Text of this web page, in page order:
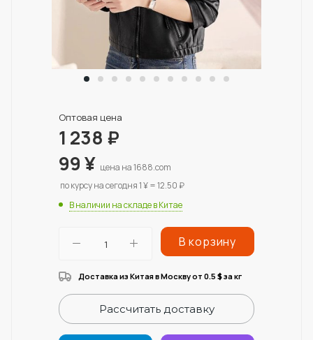
Оптовая цена
1 238 ₽
99¥ цена на 1688.com
по курсу на сегодня 1 ¥ = 12.50 ₽
В наличии на складе в Китае
В корзину
Доставка из Китая в Москву от 0.5 $за кг
Рассчитать доставку